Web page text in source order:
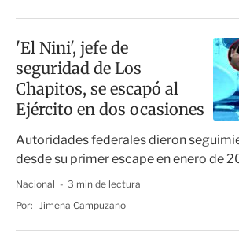
'El Nini', jefe de
seguridad de Los
Chapitos, se escapó al
Ejército en dos ocasiones
Autoridades federales dieron
desde su primer escape en enero de
Nacional
3 min de lectura
Por: Jimena Campuzano